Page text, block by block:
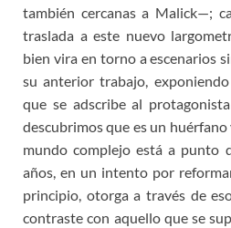
también cercanas a Malick—;
traslada a este nuevo
bien vira en torno a escenarios
su anterior trabajo,
que se adscribe al
descubrimos que es un
mundo complejo está a punto
años, en un intento por
principio, otorga a través de
contraste con aquello que se